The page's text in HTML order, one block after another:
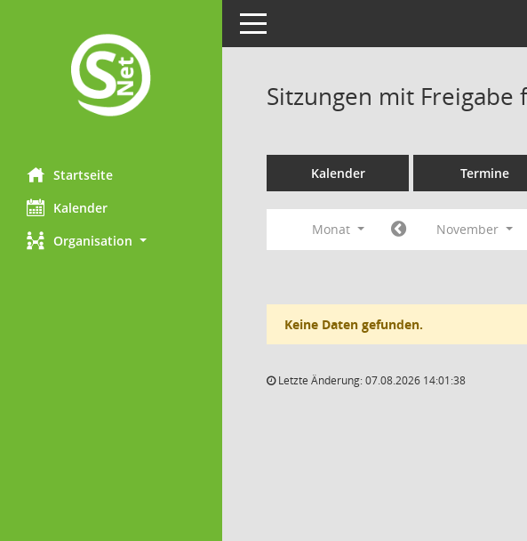
Startseite
Kalender
Organisation
Toggle navigation
Sitzungen mit
Kalender Termine
Monat November
Keine Daten gefunden.
Letzte Änderung: 07.08.2026 14:01:38